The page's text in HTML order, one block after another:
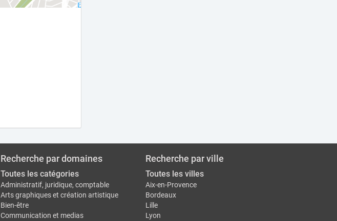
Recherche par domaines
Toutes les catégories
Administratif, juridique, comptable
Arts graphiques et création artistique
Bien-être
Communication et medias
Recherche par ville
Toutes les villes
Aix-en-Provence
Bordeaux
Lille
Lyon